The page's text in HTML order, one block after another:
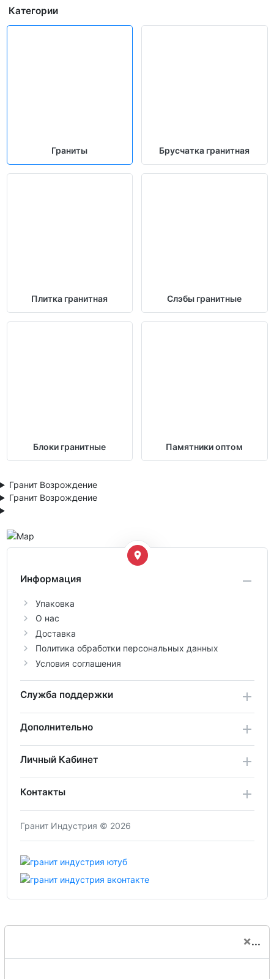
Категории
Граниты Брусчатка гранитная
Плитка гранитная Слэбы гранитные
Блоки гранитные Памятники оптом
Гранит Возрождение
Гранит Возрождение
Информация
Упаковка
О нас
Доставка
Политика обработки персональных данных
Условия соглашения
Служба поддержки
Дополнительно
Личный Кабинет
Контакты
Гранит Индустрия © 2026
×...